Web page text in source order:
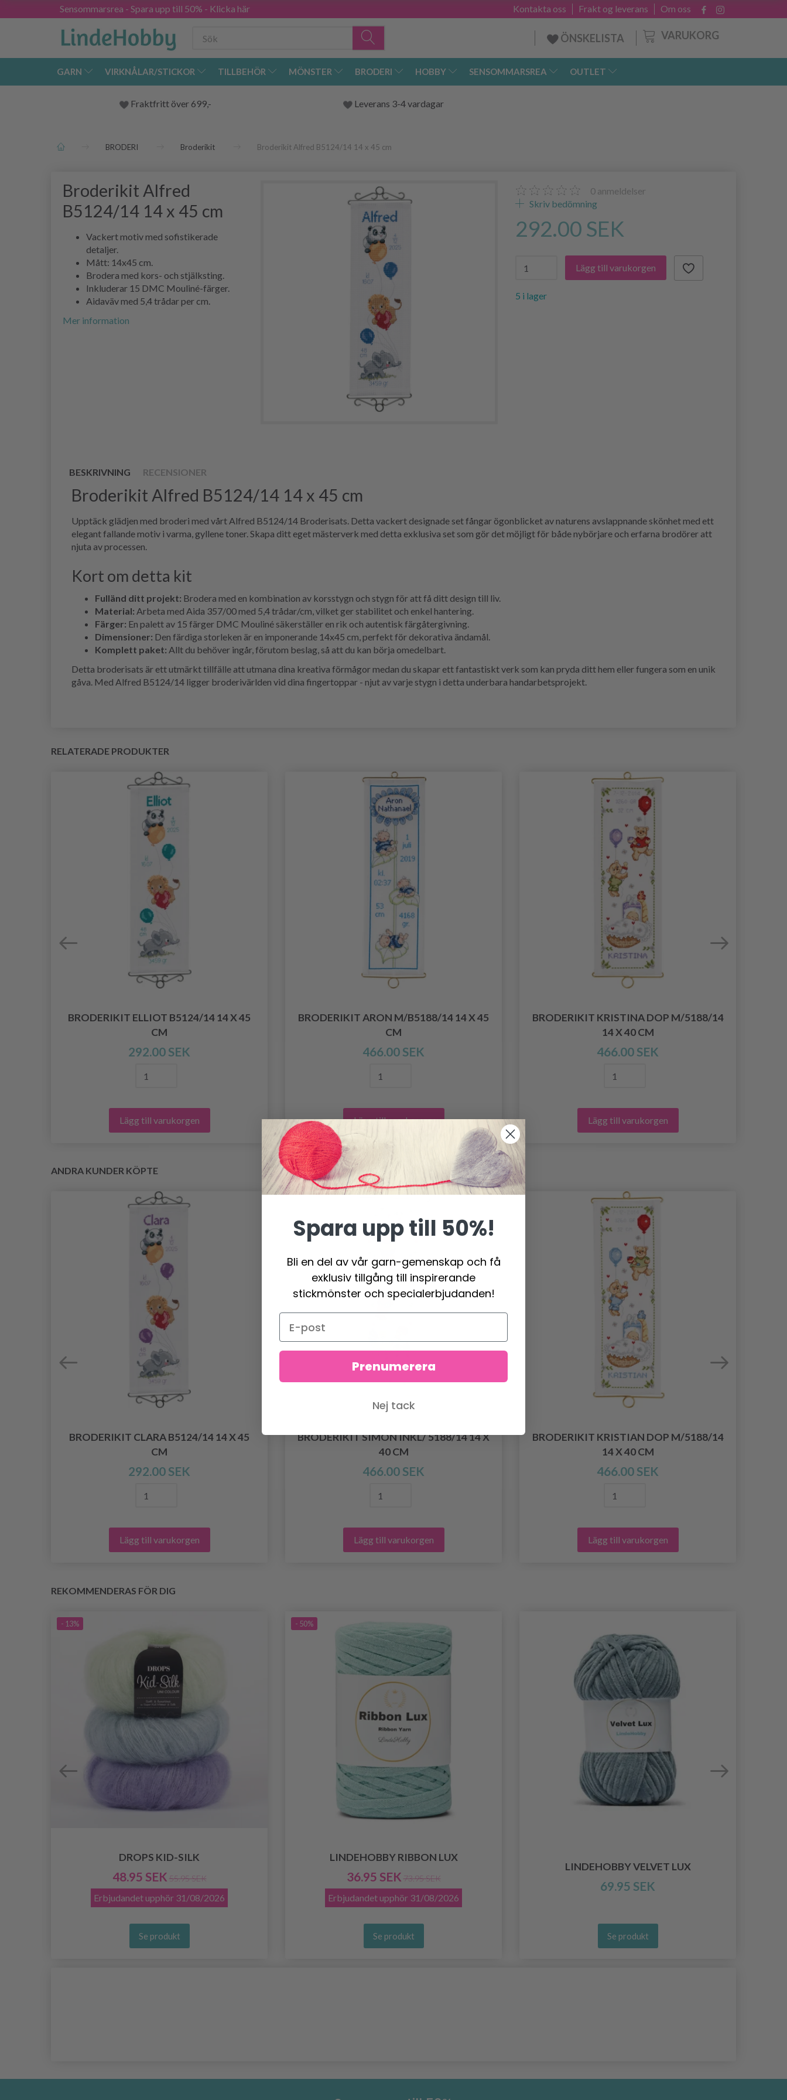
Sensommarsrea - Spara upp till 50% - Klicka här Om oss
Frakt og leverans
Kontakta oss
VARUKORG
ÖNSKELISTA
GARN VIRKNÅLAR/STICKOR TILLBEHÖR MÖNSTER BRODERI HOBBY SENSOMMARSREA OUTLET
Fraktfritt över 699,- Leverans 3-4 vardagar
BRODERI Broderikit Broderikit Alfred B5124/14 14 x 45 cm
Broderikit Alfred
B5124/14 14 x 45 cm
Vackert motiv med sofistikerade
detaljer.
Mått: 14x45 cm.
Brodera med kors- och stjälksting.
Inkluderar 15 DMC Mouliné-färger.
Aidaväv med 5,4 trådar per cm.
Mer information
0 anmeldelser
Skriv bedömning
292.00 SEK
Lägg till varukorgen
5 i lager
BESKRIVNING RECENSIONER
Broderikit Alfred B5124/14 14 x 45 cm
Upptäck glädjen med broderi med vårt Alfred B5124/14 Broderisats. Detta vackert designade set fångar ögonblicket av naturens avslappnande skönhet med ett
elegant fallande motiv i varma, gyllene toner. Skapa ditt eget mästerverk med detta exklusiva set som gör det möjligt för både nybörjare och erfarna brodörer att
njuta av processen.
Kort om detta kit
Fulländ ditt projekt: Brodera med en kombination av korsstygn och stygn för att få ditt design till liv.
Material: Arbeta med Aida 357/00 med 5,4 trådar/cm, vilket ger stabilitet och enkel hantering.
Färger: En palett av 15 färger DMC Mouliné säkerställer en rik och autentisk färgåtergivning.
Dimensioner: Den färdiga storleken är en imponerande 14x45 cm, perfekt för dekorativa ändamål.
Komplett paket: Allt du behöver ingår, förutom beslag, så att du kan börja omedelbart.
Detta broderisats är ett utmärkt tillfälle att utmana dina kreativa förmågor medan du skapar ett fantastiskt verk som kan pryda ditt hem eller fungera som en unik
gåva. Med Alfred B5124/14 ligger broderivärlden vid dina fingertoppar - njut av varje stygn i detta underbara handarbetsprojekt.
RELATERADE PRODUKTER
BRODERIKIT ELLIOT B5124/14 14 X 45
CM
292.00 SEK
Lägg till varukorgen
BRODERIKIT ARON M/B5188/14 14 X 45
CM
466.00 SEK
Lägg till varukorgen
BRODERIKIT KRISTINA DOP M/5188/14
14 X 40 CM
466.00 SEK
Lägg till varukorgen
ANDRA KUNDER KÖPTE
BRODERIKIT CLARA B5124/14 14 X 45
CM
292.00 SEK
Lägg till varukorgen
BRODERIKIT SIMON INKL/ 5188/14 14 X
40 CM
466.00 SEK
Lägg till varukorgen
BRODERIKIT KRISTIAN DOP M/5188/14
14 X 40 CM
466.00 SEK
Lägg till varukorgen
REKOMMENDERAS FÖR DIG
- 13%
DROPS KID-SILK
48.95 SEK 55.95 SEK
Erbjudandet upphör 31/08/2026
Se produkt
- 50%
LINDEHOBBY RIBBON LUX
36.95 SEK 73.95 SEK
Erbjudandet upphör 31/08/2026
Se produkt
LINDEHOBBY VELVET LUX
69.95 SEK
Se produkt
Spara upp till 50%!
Bli en del av vår garn-gemenskap och få
exklusiv tillgång till inspirerande
stickmönster och specialerbjudanden!
Prenumerera
Nej tack